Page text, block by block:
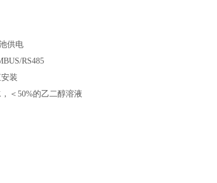
供电
RS485
装
＜50%的乙二醇溶液